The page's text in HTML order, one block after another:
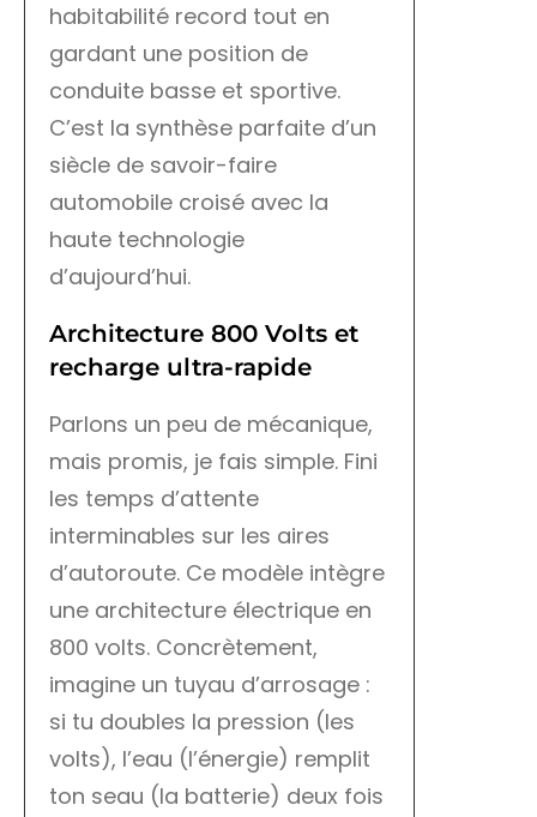
habitabilité record tout en
gardant une position de
conduite basse et sportive.
C’est la synthèse parfaite d’un
siècle de savoir-faire
automobile croisé avec la
haute technologie
d’aujourd’hui.
Architecture 800 Volts et
recharge ultra-rapide
Parlons un peu de mécanique,
mais promis, je fais simple. Fini
les temps d’attente
interminables sur les aires
d’autoroute. Ce modèle intègre
une architecture électrique en
800 volts. Concrètement,
imagine un tuyau d’arrosage :
si tu doubles la pression (les
volts), l’eau (l’énergie) remplit
ton seau (la batterie) deux fois